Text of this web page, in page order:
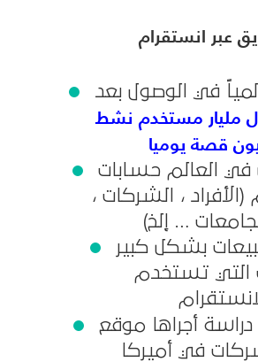
عبر انستقرام
في الوصول بعد
مليار مستخدم نشط
العالم حسابات
، الشركات ،
بشكل كبير
التي تستخدم
الشركات في أميركا